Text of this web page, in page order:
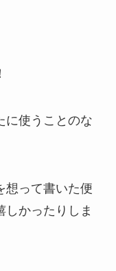
に使うことのな
想って書いた便
しかったりしま